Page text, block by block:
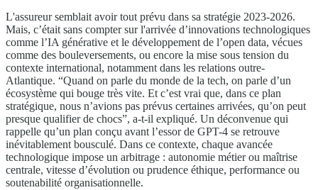
L'assureur semblait avoir tout prévu dans sa stratégie 2023-2026.
Mais, c’était sans compter sur l'arrivée d’innovations technologiques
comme l’IA générative et le développement de l’open data, vécues
comme des bouleversements, ou encore la mise sous tension du
contexte international, notamment dans les relations outre-
Atlantique. “Quand on parle du monde de la tech, on parle d’un
écosystème qui bouge très vite. Et c’est vrai que, dans ce plan
stratégique, nous n’avions pas prévus certaines arrivées, qu’on peut
presque qualifier de chocs”, a-t-il expliqué. Un déconvenue qui
rappelle qu’un plan conçu avant l’essor de GPT-4 se retrouve
inévitablement bousculé. Dans ce contexte, chaque avancée
technologique impose un arbitrage : autonomie métier ou maîtrise
centrale, vitesse d’évolution ou prudence éthique, performance ou
soutenabilité organisationnelle.